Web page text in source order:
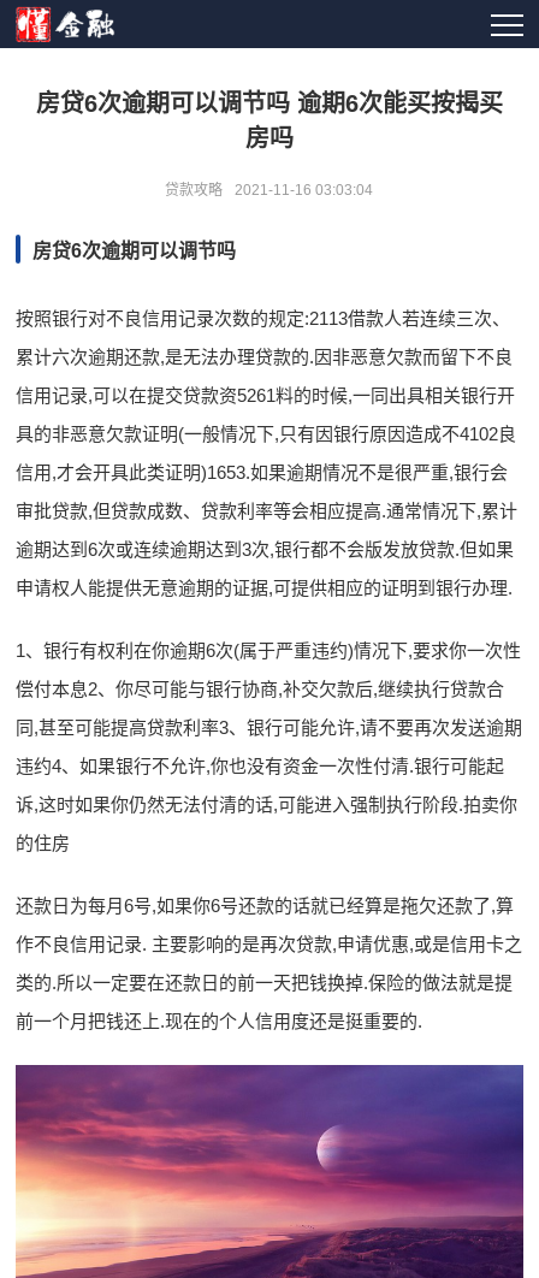
房贷6次逾期可以调节吗 逾期6次能买按揭买
房吗
贷款攻略 2021-11-16 03:03:04
房贷6次逾期可以调节吗
按照银行对不良信用记录次数的规定:2113借款人若连续三次、
累计六次逾期还款,是无法办理贷款的.因非恶意欠款而留下不良
信用记录,可以在提交贷款资5261料的时候,一同出具相关银行开
具的非恶意欠款证明(一般情况下,只有因银行原因造成不4102良
信用,才会开具此类证明)1653.如果逾期情况不是很严重,银行会
审批贷款,但贷款成数、贷款利率等会相应提高.通常情况下,累计
逾期达到6次或连续逾期达到3次,银行都不会版发放贷款.但如果
申请权人能提供无意逾期的证据,可提供相应的证明到银行办理.
1、银行有权利在你逾期6次(属于严重违约)情况下,要求你一次性
偿付本息2、你尽可能与银行协商,补交欠款后,继续执行贷款合
同,甚至可能提高贷款利率3、银行可能允许,请不要再次发送逾期
违约4、如果银行不允许,你也没有资金一次性付清.银行可能起
诉,这时如果你仍然无法付清的话,可能进入强制执行阶段.拍卖你
的住房
还款日为每月6号,如果你6号还款的话就已经算是拖欠还款了,算
作不良信用记录. 主要影响的是再次贷款,申请优惠,或是信用卡之
类的.所以一定要在还款日的前一天把钱换掉.保险的做法就是提
前一个月把钱还上.现在的个人信用度还是挺重要的.